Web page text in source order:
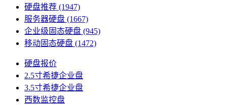
硬盘推荐 (1947)
服务器硬盘 (1667)
企业级固态硬盘 (945)
移动固态硬盘 (1472)
硬盘报价
2.5寸希捷企业盘
3.5寸希捷企业盘
西数监控盘